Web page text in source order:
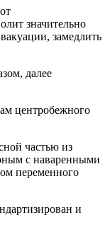
значительно
замедлить
далее
центробежного
частью из
с наваренными
переменного
и